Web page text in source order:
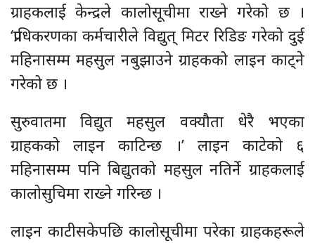
ग्राहकलाई केन्द्रले कालोसूचीमा राख्ने गरेको छ ।
‘प्राधिकरणका कर्मचारीले विद्युत् मिटर रिडिङ गरेको दुई
महिनासम्म महसुल नबुझाउने ग्राहकको लाइन काट्ने
गरेको छ ।
सुरुवातमा विद्युत महसुल वक्यौता धेरै भएका
ग्राहकको लाइन काटिन्छ ।’ लाइन काटेको ६
महिनासम्म पनि बिद्युतको महसुल नतिर्ने ग्राहकलाई
कालोसुचिमा राख्ने गरिन्छ ।
लाइन काटीसकेपछि कालोसूचीमा परेका ग्राहकहरूले